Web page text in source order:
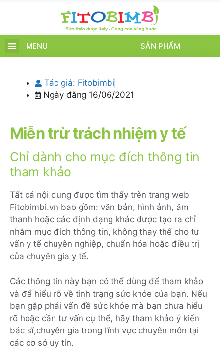
MENU SẢN PHẨM
Tác giả: Fitobimbi
Ngày đăng 16/06/2021
Miễn trừ trách nhiệm y tế
Chỉ dành cho mục đích thông tin
tham khảo
Tất cả nội dung được tìm thấy trên trang web
Fitobimbi.vn bao gồm: văn bản, hình ảnh, âm
thanh hoặc các định dạng khác được tạo ra chỉ
nhằm mục đích thông tin, không thay thế cho tư
vấn y tế chuyên nghiệp, chuẩn hóa hoặc điều trị
của chuyên gia y tế.
Các thông tin này bạn có thể dùng để tham khảo
và để hiểu rõ về tình trạng sức khỏe của bạn. Nếu
bạn gặp phải vấn đề sức khỏe mà bạn chưa hiểu
rõ hoặc cần tư vấn cụ thể, hãy tham khảo ý kiến
bác sĩ,chuyên gia trong lĩnh vực chuyên môn tại
các cơ sở uy tín.